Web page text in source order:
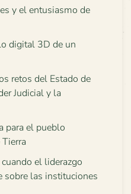
y el entusiasmo de
digital 3D de un
retos del Estado de
Judicial y la
para el pueblo
el liderazgo
sobre las instituciones